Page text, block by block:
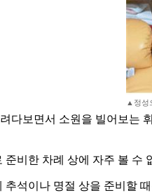
▲정성
다보면서 소원을 빌어보는
비한 차례 상에 자주 볼 수
추석이나 명절 상을 준비할